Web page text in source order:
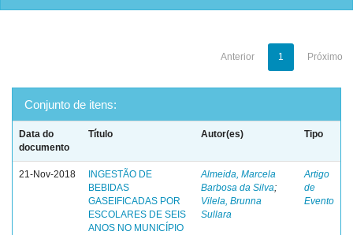
Anterior 1 Próximo
Conjunto de itens:
Data do
documento
Título Autor(es) Tipo
21-Nov-2018
INGESTÃO DE
BEBIDAS
GASEIFICADAS POR
ESCOLARES DE SEIS
ANOS NO MUNICÍPIO
Almeida, Marcela
Barbosa da Silva;
Vilela, Brunna
Sullara
Artigo
de
Evento